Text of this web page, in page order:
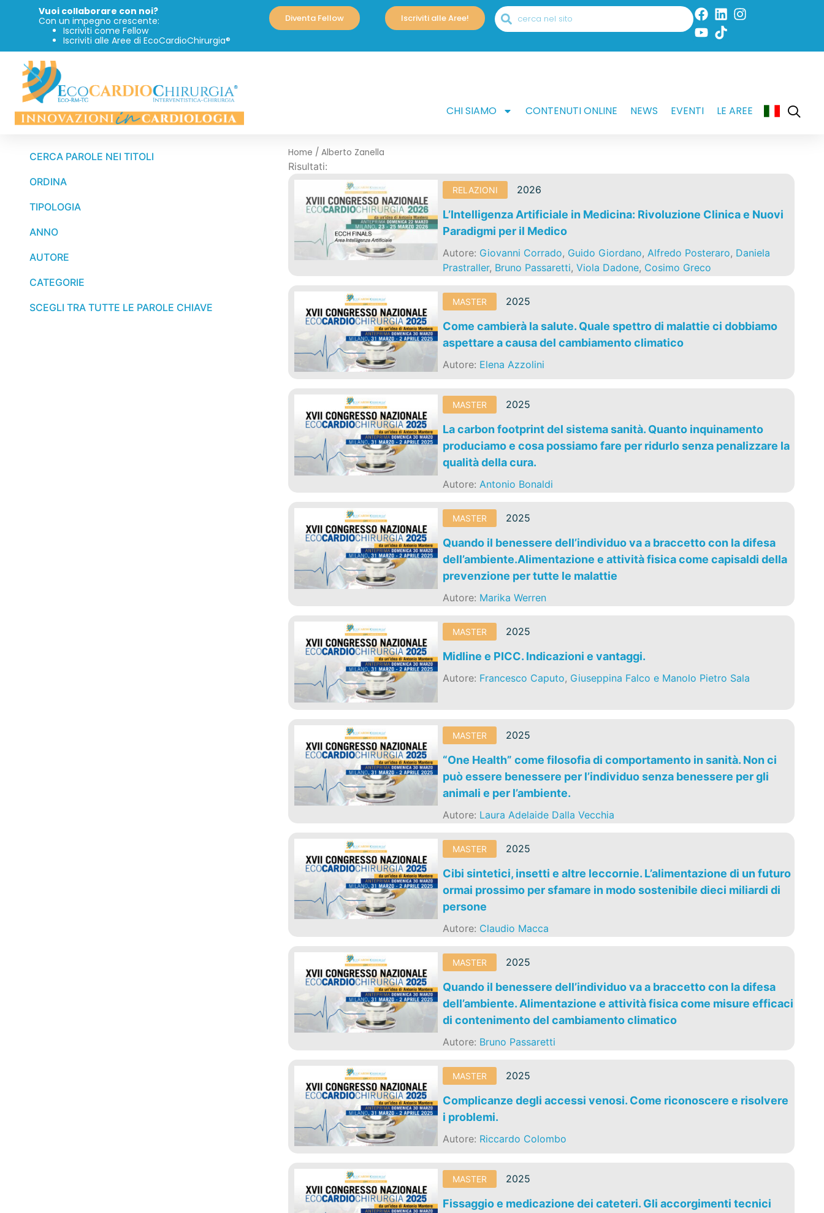
Vuoi collaborare con noi?
Con un impegno crescente:
Iscriviti come Fellow
Iscriviti alle Aree di EcoCardioChirurgia®
Diventa Fellow Iscriviti alle Aree!
CHI SIAMO CONTENUTI ONLINE NEWS EVENTI LE AREE
CERCA PAROLE NEI TITOLI
ORDINA
TIPOLOGIA
ANNO
AUTORE
CATEGORIE
SCEGLI TRA TUTTE LE PAROLE CHIAVE
Home /Alberto Zanella
Risultati:
RELAZIONI 2026
L’Intelligenza Artificiale in Medicina: Rivoluzione Clinica e Nuovi
Paradigmi per il Medico
Autore: Giovanni Corrado, Guido Giordano, Alfredo Posteraro, Daniela
Prastraller, Bruno Passaretti, Viola Dadone, Cosimo Greco
MASTER 2025
Come cambierà la salute. Quale spettro di malattie ci dobbiamo
aspettare a causa del cambiamento climatico
Autore: Elena Azzolini
MASTER 2025
La carbon footprint del sistema sanità. Quanto inquinamento
produciamo e cosa possiamo fare per ridurlo senza penalizzare la
qualità della cura.
Autore: Antonio Bonaldi
MASTER 2025
Quando il benessere dell’individuo va a braccetto con la difesa
dell’ambiente.Alimentazione e attività fisica come capisaldi della
prevenzione per tutte le malattie
Autore: Marika Werren
MASTER 2025
Midline e PICC. Indicazioni e vantaggi.
Autore: Francesco Caputo, Giuseppina Falco e Manolo Pietro Sala
MASTER 2025
“One Health” come filosofia di comportamento in sanità. Non ci
può essere benessere per l’individuo senza benessere per gli
animali e per l’ambiente.
Autore: Laura Adelaide Dalla Vecchia
MASTER 2025
Cibi sintetici, insetti e altre leccornie. L’alimentazione di un futuro
ormai prossimo per sfamare in modo sostenibile dieci miliardi di
persone
Autore: Claudio Macca
MASTER 2025
Quando il benessere dell’individuo va a braccetto con la difesa
dell’ambiente. Alimentazione e attività fisica come misure efficaci
di contenimento del cambiamento climatico
Autore: Bruno Passaretti
MASTER 2025
Complicanze degli accessi venosi. Come riconoscere e risolvere
i problemi.
Autore: Riccardo Colombo
MASTER 2025
Fissaggio e medicazione dei cateteri. Gli accorgimenti tecnici